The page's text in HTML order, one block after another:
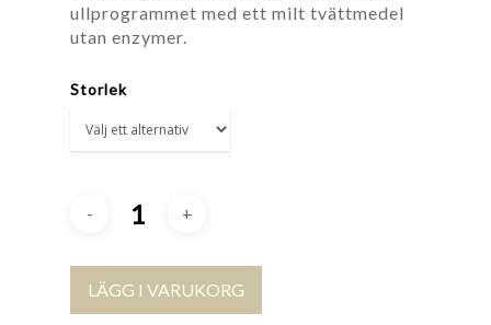
ullprogrammet med ett milt tvättmedel
utan enzymer.
Storlek
LÄGG I VARUKORG